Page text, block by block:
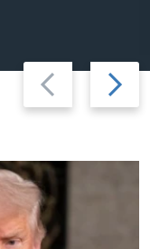
Previous
slide
Дальше